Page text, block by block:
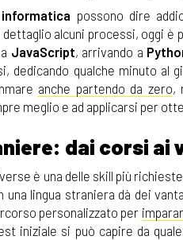
informatica possono dire
dettaglio alcuni processi, oggi è
JavaScript, arrivando a
dedicando qualche minuto al
anche partendo da zero,
meglio e ad applicarsi per
dai corsi ai
è una delle skill più
lingua straniera dà dei
personalizzato per
iniziale si può capire da